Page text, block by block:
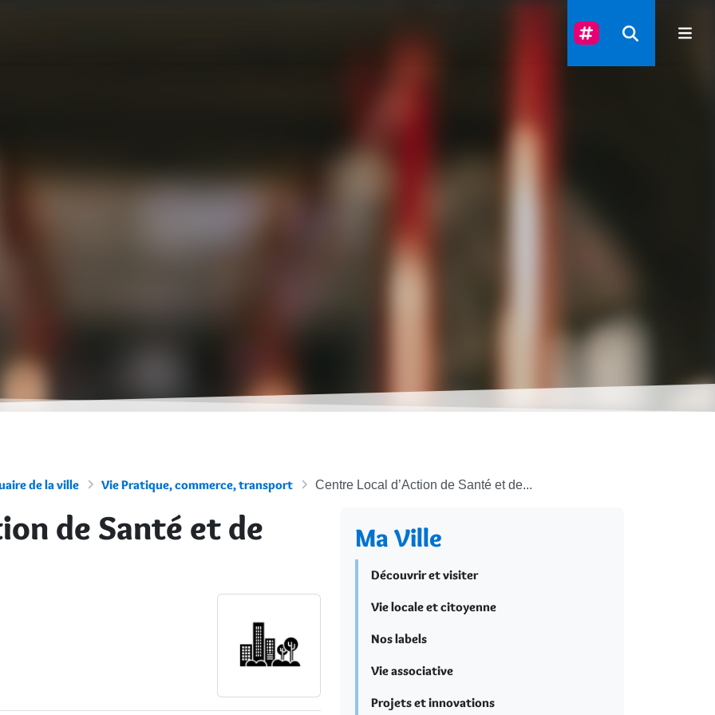
Suivez-Nous
de la ville Vie Pratique, commerce, transport Centre Local d’Action de Santé et de...
de Santé et de
Ma Ville
Découvrir et visiter
Vie locale et citoyenne
Nos labels
Vie associative
Projets et innovations